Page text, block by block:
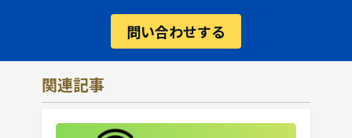
問い合わせする
関連記事